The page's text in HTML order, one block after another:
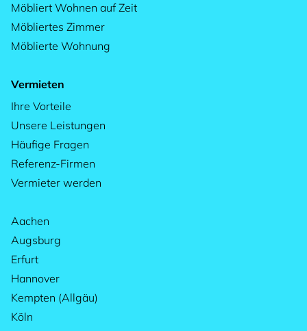
Möbliert Wohnen auf Zeit
Möbliertes Zimmer
Möblierte Wohnung
Vermieten
Ihre Vorteile
Unsere Leistungen
Häufige Fragen
Referenz-Firmen
Vermieter werden
Aachen
Augsburg
Erfurt
Hannover
Kempten (Allgäu)
Köln